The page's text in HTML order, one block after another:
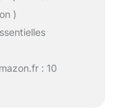
)
: 10